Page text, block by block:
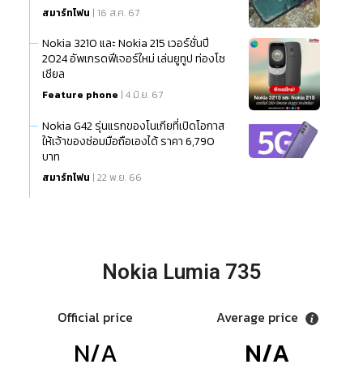
สมาร์ทโฟน | 16 ส.ค. 67
Nokia 3210 และ Nokia 215 เวอร์ชั่นปี
2024 อัพเกรดฟีเจอร์ใหม่ เล่นยูทูป ท่องโซ
เชียล
Feature phone | 4 มิ.ย. 67
Nokia G42 รุ่นแรกของโนเกียที่เปิดโอกาส
ให้เจ้าของซ่อมมือถือเองได้ ราคา 6,790
บาท
สมาร์ทโฟน | 22 พ.ย. 66
Nokia Lumia 735
Official price
N/A
Average price
N/A